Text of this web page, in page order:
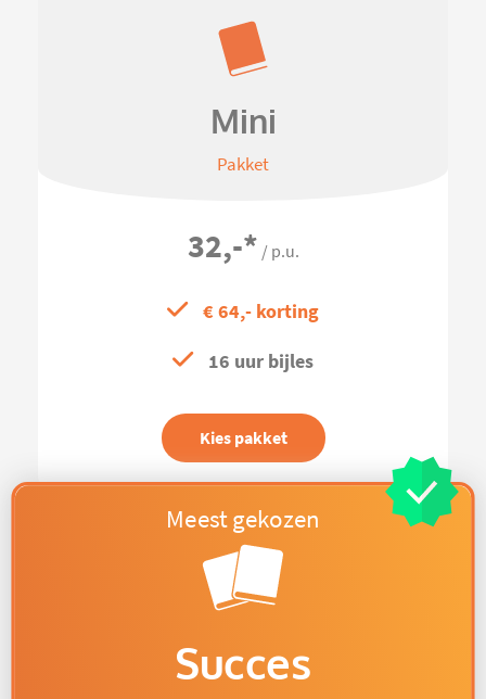
Mini
Pakket
32,-* / p.u.
€ 64,- korting
16 uur bijles
Kies pakket
Succes